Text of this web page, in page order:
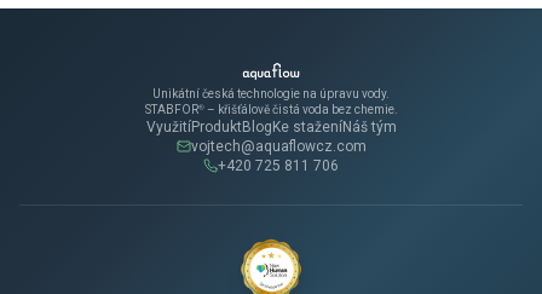
Unikátní česká technologie na úpravu vody.
STABFOR®– křišťálově čistá voda bez chemie.
Využití Produkt Blog Ke stažení Náš tým
vojtech@aquaflowcz.com
+420 725 811 706